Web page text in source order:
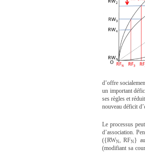
d’offre
un important
ses règles et
nouveau déficit
Le processus
d’association.
({RWN, RFN }
(modifiant sa